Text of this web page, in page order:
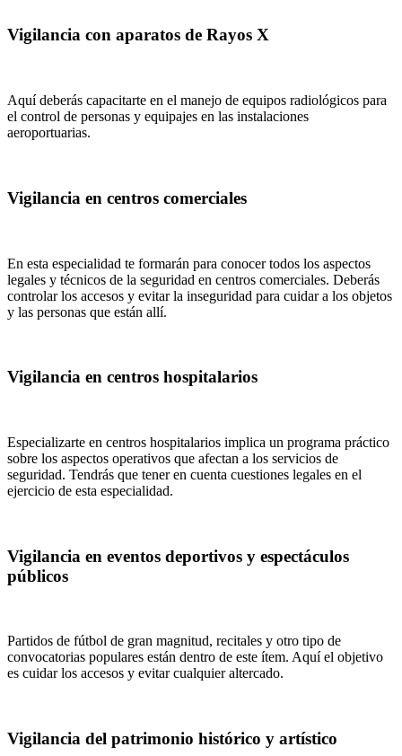
Vigilancia con aparatos de Rayos X
Aquí deberás capacitarte en el manejo de equipos radiológicos para
el control de personas y equipajes en las instalaciones
aeroportuarias.
Vigilancia en centros comerciales
En esta especialidad te formarán para conocer todos los aspectos
legales y técnicos de la seguridad en centros comerciales. Deberás
controlar los accesos y evitar la inseguridad para cuidar a los objetos
y las personas que están allí.
Vigilancia en centros hospitalarios
Especializarte en centros hospitalarios implica un programa práctico
sobre los aspectos operativos que afectan a los servicios de
seguridad. Tendrás que tener en cuenta cuestiones legales en el
ejercicio de esta especialidad.
Vigilancia en eventos deportivos y espectáculos
públicos
Partidos de fútbol de gran magnitud, recitales y otro tipo de
convocatorias populares están dentro de este ítem. Aquí el objetivo
es cuidar los accesos y evitar cualquier altercado.
Vigilancia del patrimonio histórico y artístico